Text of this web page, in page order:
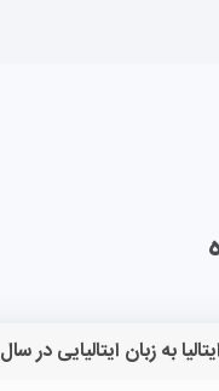
به زبان ایتالیایی در سال ۲۰۲۶